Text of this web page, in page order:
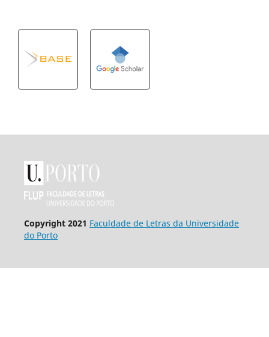
Copyright 2021 Faculdade de Letras da Universidade
do Porto